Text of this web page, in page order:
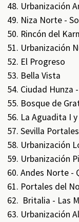
Urbanización
Niza Norte -
Rincón del
Urbanización
El Progreso
Bella Vista
Ciudad Hunza
Bosque de
La Aguadita I
Sevilla
Urbanización
Urbanización
Andes Norte -
Portales del
Britalia - Las
Urbanización